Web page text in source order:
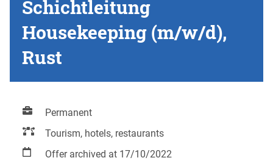
Schichtleitung
Housekeeping (m/w/d),
Rust
Permanent
Tourism, hotels, restaurants
Offer archived at 17/10/2022